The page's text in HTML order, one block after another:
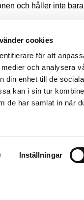
cookies
för att
och analysera
din enhet till de
kan i sin tur
de har samlat in när
Inställningar
och håller inte
svensk tradition.
­el­ler­ ren
hållbar i
ett XNvillan